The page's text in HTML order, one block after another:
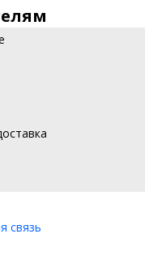
удара днищем;
благодаря
на багажник.
добавит характерный
под капота.
комфорта и
Замена чехлов
два оттенка
связь